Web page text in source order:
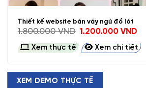
Thiết kế website bán váy ngủ đồ lót
1.800.000VND Giá
là:
1.800.000 VND.
1.200.000VNDGiá
tại
là:
Xem thực tế Xem chi tiết
XEM DEMO THỰC TẾ